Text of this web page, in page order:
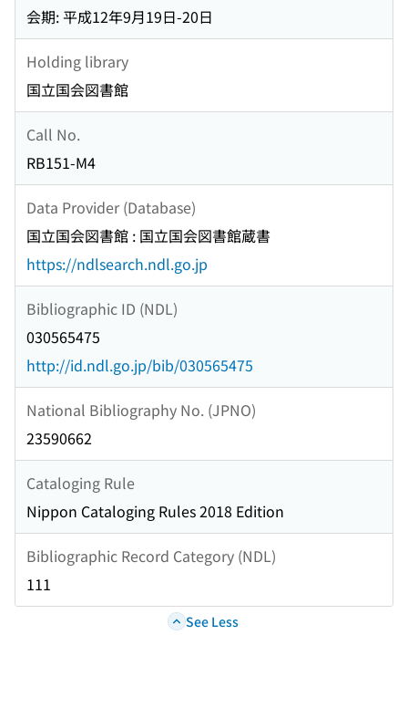
会期: 平成12年9月19日-20日
Holding library
国立国会図書館
Call No.
RB151-M4
Data Provider (Database)
国立国会図書館 : 国立国会図書館蔵書
https://ndlsearch.ndl.go.jp
Bibliographic ID (NDL)
030565475
http://id.ndl.go.jp/bib/030565475
National Bibliography No. (JPNO)
23590662
Cataloging Rule
Nippon Cataloging Rules 2018 Edition
Bibliographic Record Category (NDL)
111
See Less